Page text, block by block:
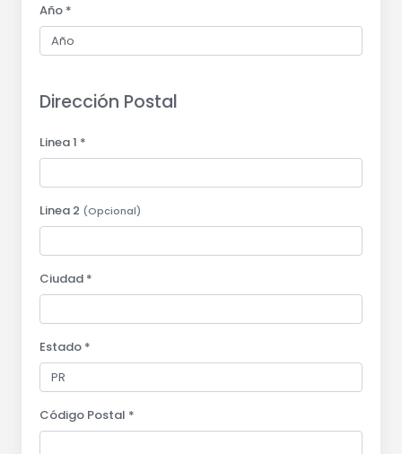
Año *
Dirección Postal
Linea 1 *
Linea 2 (Opcional)
Ciudad *
Estado *
Código Postal *